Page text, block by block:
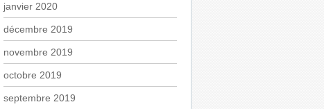
janvier 2020
décembre 2019
novembre 2019
octobre 2019
septembre 2019